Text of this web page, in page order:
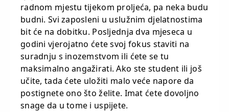
radnom mjestu tijekom proljeća, pa neka budu
budni. Svi zaposleni u uslužnim djelatnostima
bit će na dobitku. Posljednja dva mjeseca u
godini vjerojatno ćete svoj fokus staviti na
suradnju s inozemstvom ili ćete se tu
maksimalno angažirati. Ako ste student ili još
učite, tada ćete uložiti malo veće napore da
postignete ono što želite. Imat ćete dovoljno
snage da u tome i uspijete.